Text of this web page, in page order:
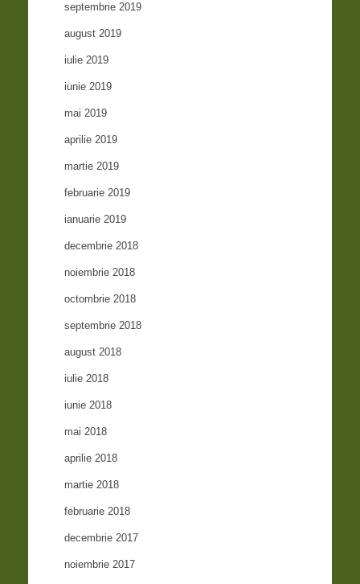
septembrie 2019
august 2019
iulie 2019
iunie 2019
mai 2019
aprilie 2019
martie 2019
februarie 2019
ianuarie 2019
decembrie 2018
noiembrie 2018
octombrie 2018
septembrie 2018
august 2018
iulie 2018
iunie 2018
mai 2018
aprilie 2018
martie 2018
februarie 2018
decembrie 2017
noiembrie 2017